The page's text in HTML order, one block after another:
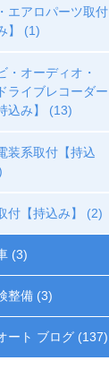
エアロパーツ取付
】 (1)
・オーディオ・
ライブレコーダー
込み】 (13)
装系取付【持込
付【持込み】 (2)
(3)
整備 (3)
ート ブログ (137)